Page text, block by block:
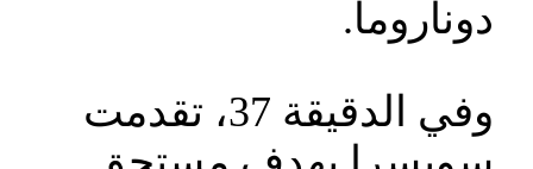
دوناروما.
وفي الدقيقة 37، تقدمت